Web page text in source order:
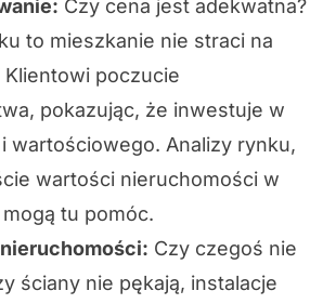
Czy cena jest adekwatna?
to mieszkanie nie straci na
Klientowi poczucie
pokazując, że inwestuje w
wartościowego. Analizy rynku,
wartości nieruchomości w
tu pomóc.
Czy czegoś nie
ściany nie pękają, instalacje